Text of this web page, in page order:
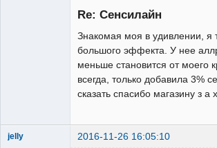
Re: Сенсилайн
Знакомая моя в удивлении, я
большого эффекта. У нее
меньше становится от моего
всегда, только добавила 3%
сказать спасибо магазину з а
jelly 2016-11-26 16:05:10